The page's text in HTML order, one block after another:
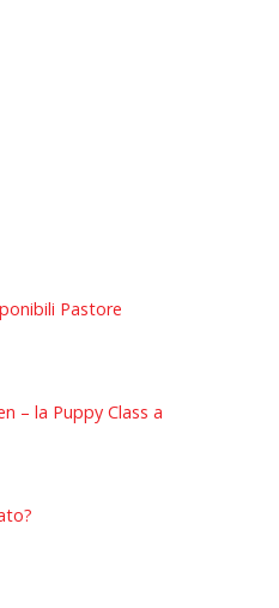
Pastore
– la Puppy Class a